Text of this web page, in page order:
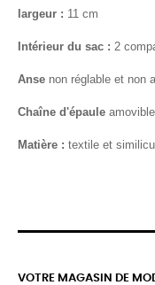
largeur : 11 cm
Intérieur du sac : 2
Anse non réglable et non
Chaîne d'épaule amovible
Matière : textile et
VOTRE MAGASIN DE